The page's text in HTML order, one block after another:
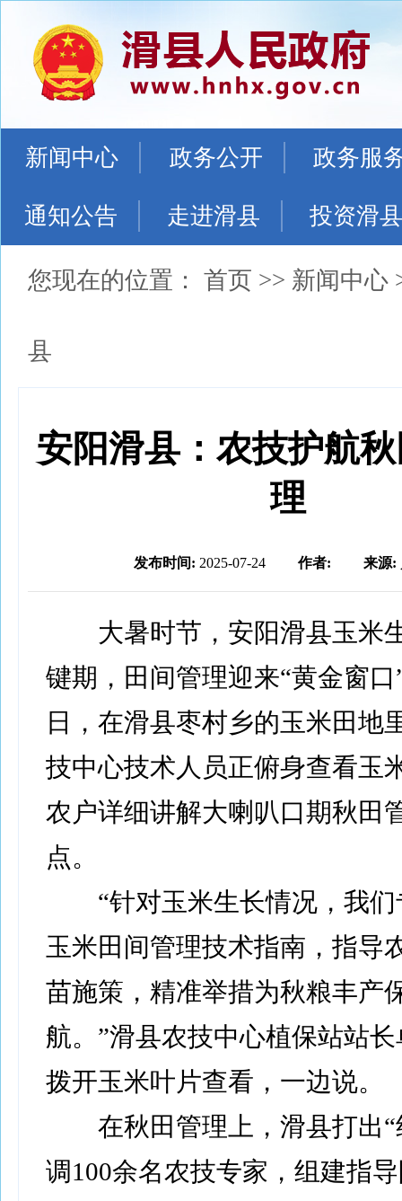
新闻中心 政务公开 政务服
通知公告 走进滑县 投资滑县
您现在的位置： 首页 >> 新闻中心
县
安阳滑县：农技护航
理
发布时间: 2025-07-24 作者: 来源:
大暑时节，安阳滑县玉米
键期，田间管理迎来“黄金窗口
日，在滑县枣村乡的玉米田地
技中心技术人员正俯身查看玉
农户详细讲解大喇叭口期秋田
点。
“针对玉米生长情况，我们
玉米田间管理技术指南，指导
苗施策，精准举措为秋粮丰产
航。”滑县农技中心植保站站
拨开玉米叶片查看，一边说。
在秋田管理上，滑县打出“
调100余名农技专家，组建指